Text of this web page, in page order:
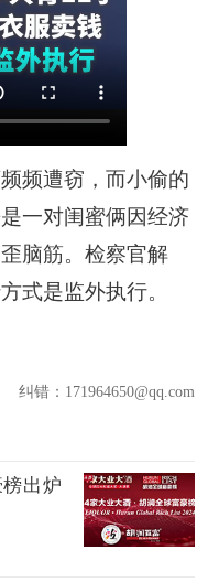
频遭窃，而小偷的
一对闺蜜俩因经济
脑筋。检察官解
式是监外执行。
纠错：171964650@qq.com
出炉